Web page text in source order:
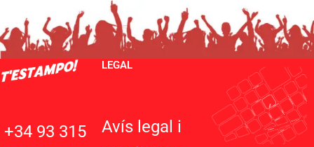
+34 93 315
LEGAL
Avís legal i